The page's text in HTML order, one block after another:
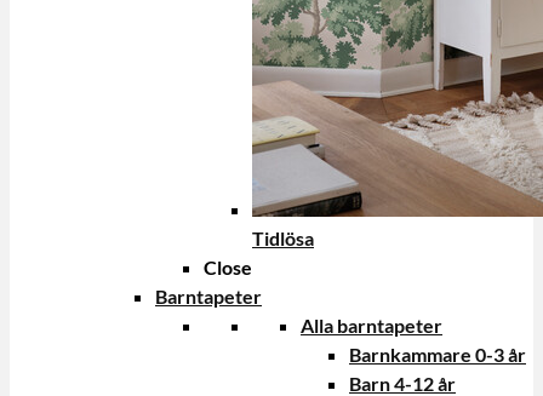
Tidlösa
Close
Barntapeter
Alla barntapeter
Barnkammare 0-3 år
Barn 4-12 år